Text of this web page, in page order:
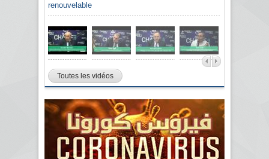
renouvelable
Toutes les vidéos